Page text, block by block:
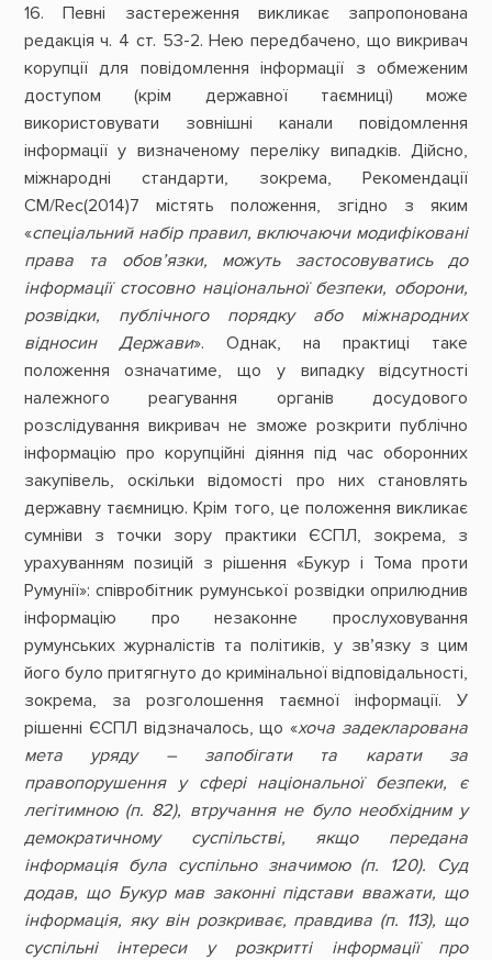
16. Певні застереження викликає запропонована
редакція ч. 4 ст. 53-2. Нею передбачено, що викривач
корупції для повідомлення інформації з обмеженим
доступом (крім державної таємниці) може
використовувати зовнішні канали повідомлення
інформації у визначеному переліку випадків. Дійсно,
міжнародні стандарти, зокрема, Рекомендації
CM/Rec(2014)7 містять положення, згідно з яким
«спеціальний набір правил, включаючи модифіковані
права та обов’язки, можуть застосовуватись до
інформації стосовно національної безпеки, оборони,
розвідки, публічного порядку або міжнародних
відносин Держави». Однак, на практиці таке
положення означатиме, що у випадку відсутності
належного реагування органів досудового
розслідування викривач не зможе розкрити публічно
інформацію про корупційні діяння під час оборонних
закупівель, оскільки відомості про них становлять
державну таємницю. Крім того, це положення викликає
сумніви з точки зору практики ЄСПЛ, зокрема, з
урахуванням позицій з рішення «Букур і Тома проти
Румунії»: співробітник румунської розвідки оприлюднив
інформацію про незаконне прослуховування
румунських журналістів та політиків, у зв’язку з цим
його було притягнуто до кримінальної відповідальності,
зокрема, за розголошення таємної інформації. У
рішенні ЄСПЛ відзначалось, що «хоча задекларована
мета уряду – запобігати та карати за
правопорушення у сфері національної безпеки, є
легітимною (п. 82), втручання не було необхідним у
демократичному суспільстві, якщо передана
інформація була суспільно значимою (п. 120). Суд
додав, що Букур мав законні підстави вважати, що
інформація, яку він розкриває, правдива (п. 113), що
суспільні інтереси у розкритті інформації про